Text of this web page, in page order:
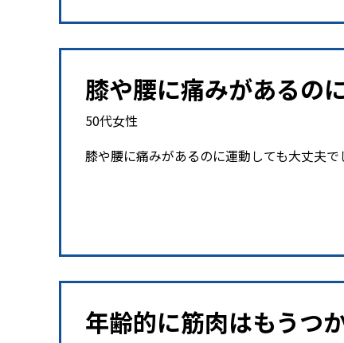
膝や腰に痛みがあるの
50代女性
膝や腰に痛みがあるのに運動しても大丈夫で
年齢的に筋肉はもうつ